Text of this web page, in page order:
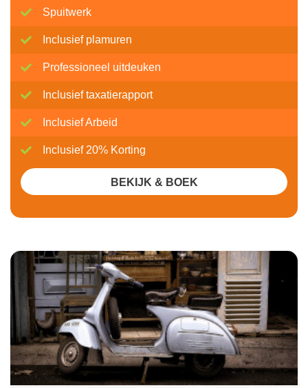
Spuitwerk
Inclusief plamuren
Professioneel uitdeuken
Inclusief taxatierapport
Inclusief Arbeid
Inclusief 20% Korting
BEKIJK & BOEK